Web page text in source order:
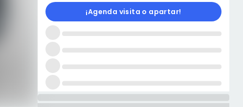
¡Agenda visita o apartar!